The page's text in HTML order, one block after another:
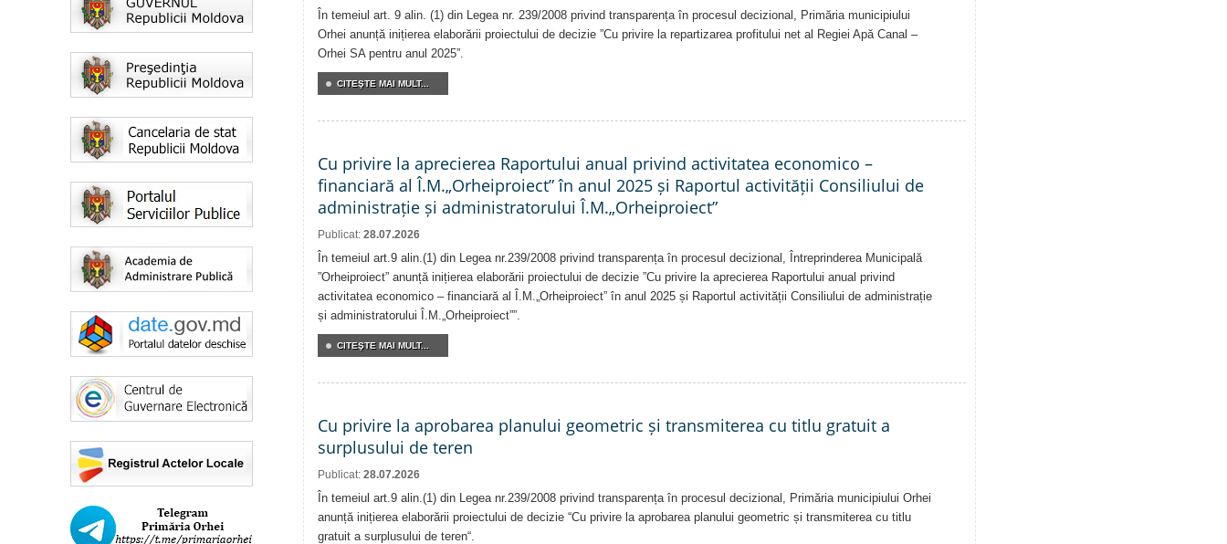
În temeiul art. 9 alin. (1) din Legea nr. 239/2008 privind transparența în procesul decizional, Primăria municipiului
Orhei anunță inițierea elaborării proiectului de decizie ”Cu privire la repartizarea profitului net al Regiei Apă Canal –
Orhei SA pentru anul 2025”.
CITEŞTE MAI MULT...
Cu privire la aprecierea Raportului anual privind activitatea economico –
financiară al Î.M.„Orheiproiect” în anul 2025 și Raportul activității Consiliului de
administrație și administratorului Î.M.„Orheiproiect”
Publicat: 28.07.2026
În temeiul art.9 alin.(1) din Legea nr.239/2008 privind transparența în procesul decizional, Întreprinderea Municipală
”Orheiproiect” anunță inițierea elaborării proiectului de decizie ”Cu privire la aprecierea Raportului anual privind
activitatea economico – financiară al Î.M.„Orheiproiect” în anul 2025 și Raportul activității Consiliului de administrație
și administratorului Î.M.„Orheiproiect””.
CITEŞTE MAI MULT...
Cu privire la aprobarea planului geometric și transmiterea cu titlu gratuit a
surplusului de teren
Publicat: 28.07.2026
În temeiul art.9 alin.(1) din Legea nr.239/2008 privind transparența în procesul decizional, Primăria municipiului Orhei
anunță inițierea elaborării proiectului de decizie “Cu privire la aprobarea planului geometric și transmiterea cu titlu
gratuit a surplusului de teren“.